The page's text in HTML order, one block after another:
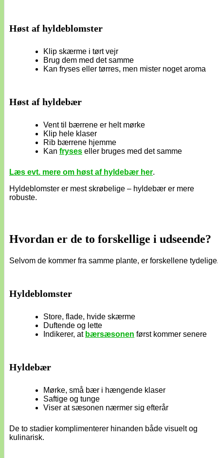
Høst af hyldeblomster
Klip skærme i tørt vejr
Brug dem med det samme
Kan fryses eller tørres, men mister noget aroma
Høst af hyldebær
Vent til bærrene er helt mørke
Klip hele klaser
Rib bærrene hjemme
Kan fryses eller bruges med det samme
Læs evt. mere om høst af hyldebær her.
Hyldeblomster er mest skrøbelige – hyldebær er mere
robuste.
Hvordan er de to forskellige i udseende?
Selvom de kommer fra samme plante, er forskellene
Hyldeblomster
Store, flade, hvide skærme
Duftende og lette
Indikerer, at bærsæsonen først kommer senere
Hyldebær
Mørke, små bær i hængende klaser
Saftige og tunge
Viser at sæsonen nærmer sig efterår
De to stadier komplimenterer hinanden både visuelt og
kulinarisk.